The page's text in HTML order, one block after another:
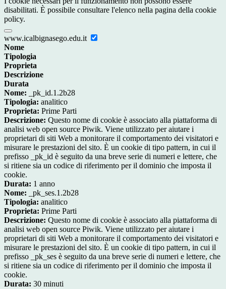
disabilitati. È possibile consultare l'elenco nella pagina della cookie
policy.
www.icalbignasego.edu.it
Nome
Tipologia
Proprieta
Descrizione
Durata
Nome: _pk_id.1.2b28
Tipologia: analitico
Proprieta: Prime Parti
Descrizione: Questo nome di cookie è associato alla piattaforma di
analisi web open source Piwik. Viene utilizzato per aiutare i
proprietari di siti Web a monitorare il comportamento dei visitatori e
misurare le prestazioni del sito. È un cookie di tipo pattern, in cui il
prefisso _pk_id è seguito da una breve serie di numeri e lettere, che
si ritiene sia un codice di riferimento per il dominio che imposta il
cookie.
Durata: 1 anno
Nome: _pk_ses.1.2b28
Tipologia: analitico
Proprieta: Prime Parti
Descrizione: Questo nome di cookie è associato alla piattaforma di
analisi web open source Piwik. Viene utilizzato per aiutare i
proprietari di siti Web a monitorare il comportamento dei visitatori e
misurare le prestazioni del sito. È un cookie di tipo pattern, in cui il
prefisso _pk_ses è seguito da una breve serie di numeri e lettere, che
si ritiene sia un codice di riferimento per il dominio che imposta il
cookie.
Durata: 30 minuti